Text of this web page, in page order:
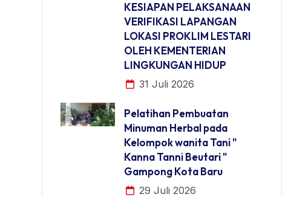
KESIAPAN PELAKSANAAN
VERIFIKASI LAPANGAN
LOKASI PROKLIM LESTARI
OLEH KEMENTERIAN
LINGKUNGAN HIDUP
31 Juli 2026
Pelatihan Pembuatan
Minuman Herbal pada
Kelompok wanita Tani "
Kanna Tanni Beutari "
Gampong Kota Baru
29 Juli 2026